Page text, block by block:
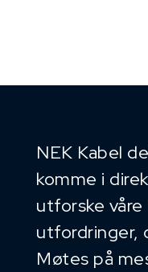
NEK Kabel
komme i
utforske
utfordringer,
Møtes på